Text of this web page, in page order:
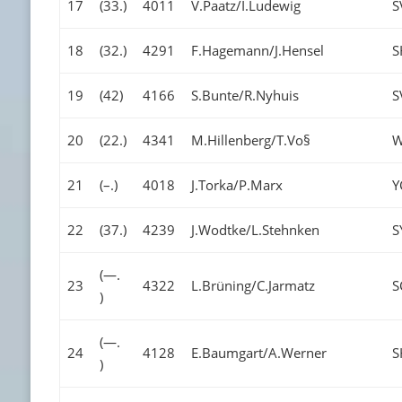
17 (33.) 4011 V.Paatz/I.Ludewig
18 (32.) 4291 F.Hagemann/J.Hensel
19 (42) 4166 S.Bunte/R.Nyhuis
20 (22.) 4341 M.Hillenberg/T.Vo§
21 (–.) 4018 J.Torka/P.Marx
22 (37.) 4239 J.Wodtke/L.Stehnken
23
(—.
)
4322 L.Brüning/C.Jarmatz
24
(—.
)
4128 E.Baumgart/A.Werner